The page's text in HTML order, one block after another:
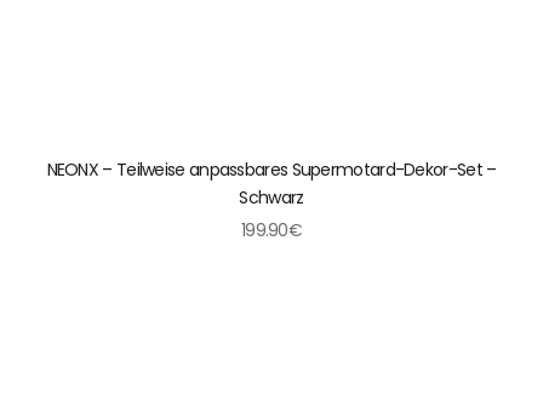
NEONX – Teilweise anpassbares Supermotard-Dekor-Set –
Schwarz
199.90€